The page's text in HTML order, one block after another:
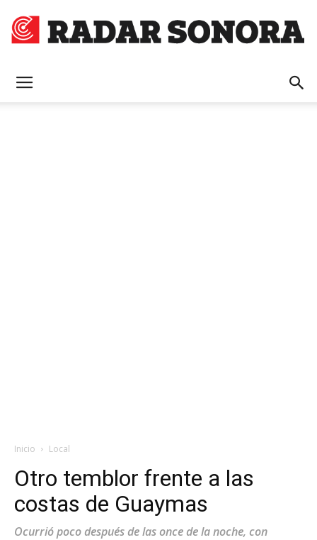
Inicio Local
Otro temblor frente a las
costas de Guaymas
Ocurrió poco después de las once de la noche, con